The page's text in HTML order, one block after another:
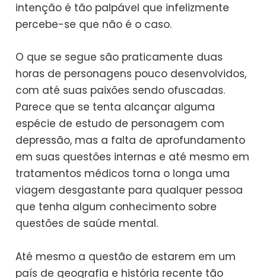
intenção é tão palpável que infelizmente
percebe-se que não é o caso.
O que se segue são praticamente duas
horas de personagens pouco desenvolvidos,
com até suas paixões sendo ofuscadas.
Parece que se tenta alcançar alguma
espécie de estudo de personagem com
depressão, mas a falta de aprofundamento
em suas questões internas e até mesmo em
tratamentos médicos torna o longa uma
viagem desgastante para qualquer pessoa
que tenha algum conhecimento sobre
questões de saúde mental.
Até mesmo a questão de estarem em um
país de geografia e história recente tão